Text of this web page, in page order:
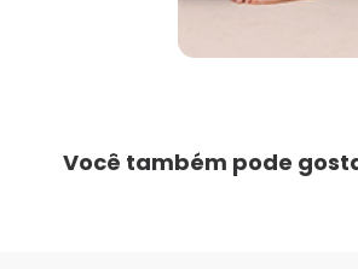
Você também pode